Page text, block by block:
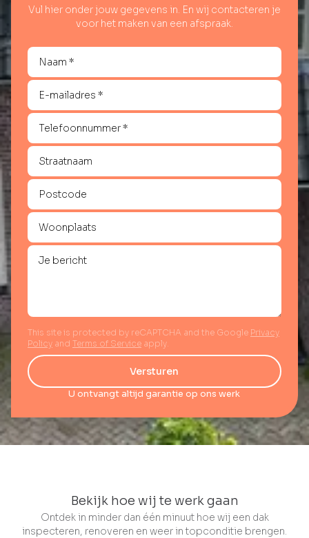
Vul hier onder jouw gegevens in. En wij contacteren je
voor het maken van een afspraak.
This site is protected by reCAPTCHA and the Google Privacy
Policy and Terms of Service apply.
Versturen
U ontvangt altijd garantie op ons werk
Bekijk hoe wij te werk gaan
Ontdek in minder dan één minuut hoe wij een dak
inspecteren, renoveren en weer in topconditie brengen.